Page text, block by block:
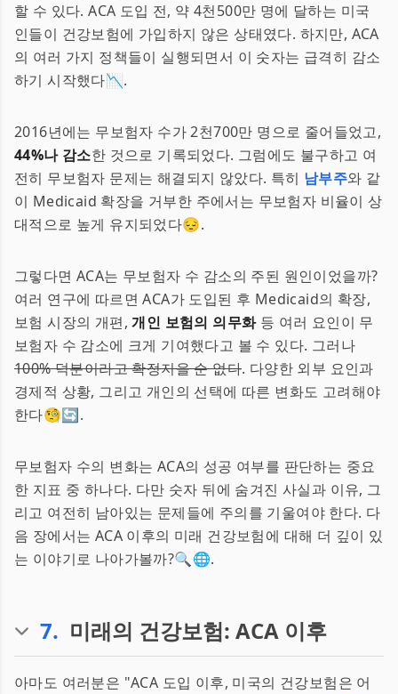
할 수 있다. ACA 도입 전, 약 4천500만 명에 달하는 미국
인들이 건강보험에 가입하지 않은 상태였다. 하지만, ACA
의 여러 가지 정책들이 실행되면서 이 숫자는 급격히 감소
하기 시작했다📉.
2016년에는 무보험자 수가 2천700만 명으로 줄어들었고,
44%나 감소한 것으로 기록되었다. 그럼에도 불구하고 여
전히 무보험자 문제는 해결되지 않았다. 특히 남부주와 같
이 Medicaid 확장을 거부한 주에서는 무보험자 비율이 상
대적으로 높게 유지되었다😔.
그렇다면 ACA는 무보험자 수 감소의 주된 원인이었을까?
여러 연구에 따르면 ACA가 도입된 후 Medicaid의 확장,
보험 시장의 개편,개인 보험의 의무화등 여러 요인이 무
보험자 수 감소에 크게 기여했다고 볼 수 있다. 그러나
100% 덕분이라고 확정지을 순 없다. 다양한 외부 요인과
경제적 상황, 그리고 개인의 선택에 따른 변화도 고려해야
한다🧐🔄.
무보험자 수의 변화는 ACA의 성공 여부를 판단하는 중요
한 지표 중 하나다. 다만 숫자 뒤에 숨겨진 사실과 이유, 그
리고 여전히 남아있는 문제들에 주의를 기울여야 한다. 다
음 장에서는 ACA 이후의 미래 건강보험에 대해 더 깊이 있
는 이야기로 나아가볼까?🔍🌐.
7. 미래의 건강보험: ACA 이후
아마도 여러분은 "ACA 도입 이후, 미국의 건강보험은 어